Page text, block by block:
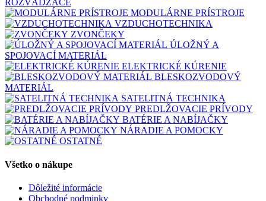
ROZVÁDZAČE
MODULÁRNE PRÍSTROJE
VZDUCHOTECHNIKA
ZVONČEKY
ÚLOŽNÝ A
SPOJOVACÍ MATERIÁL
ELEKTRICKÉ KÚRENIE
BLESKOZVODOVÝ
MATERIÁL
SATELITNÁ TECHNIKA
PREDLŽOVACIE PRÍVODY
BATÉRIE A NABÍJAČKY
NÁRADIE A POMOCKY
OSTATNÉ
Všetko o nákupe
Dôležité informácie
Obchodné podminky